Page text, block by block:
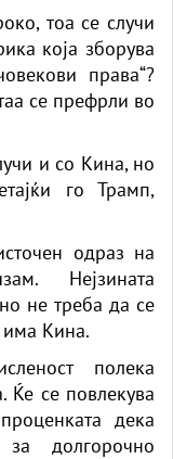
тоа се случи
која зборува
права“?
се префрли во
и со Кина, но
го Трамп,
одраз на
Нејзината
не треба да се
има Кина.
полека
Ќе се повлекува
дека
долгорочно